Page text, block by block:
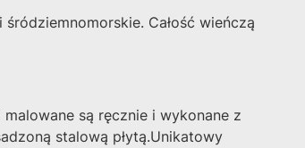
Całość wieńczą
są ręcznie i wykonane z
stalową płytą.Unikatowy